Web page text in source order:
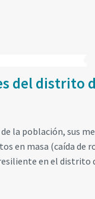
del distrito
la población, sus
en masa (caída de
en el distrito